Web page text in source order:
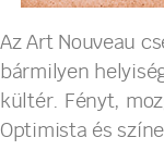
Az Art Nouveau
bármilyen
kültér. Fényt,
Optimista és